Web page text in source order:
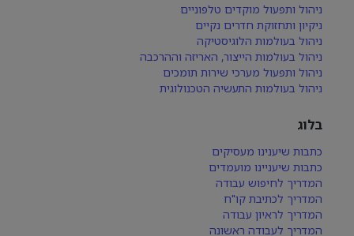
ניהול ותפעול מוקדים טלפוניים
ניקיון ותחזוקת חדרים נקיים
ניהול בעולמות הלוגיסטיקה
ניהול בעולמות הייצור, האריזה וההרכבה
ניהול ותפעול מערכי שירות תומכים
ניהול בעולמות התעשיה הטכנולוגית
בלוג
כתבות שיענינו מעסיקים
כתבות שיעניינו מועמדים
המדריך לחיפוש עבודה
המדריך לכתיבת קו"ח
המדריך לראיון עבודה
המדריך לעבודה ראשונה